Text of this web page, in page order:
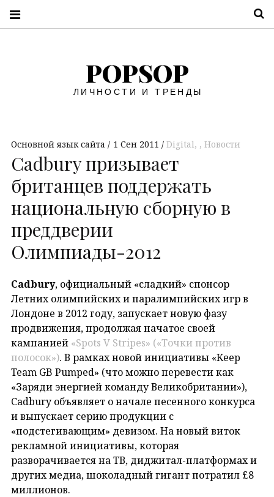
POPSOP
ЛИЧНОСТИ И ТРЕНДЫ
Основной язык сайта 1 Сен 2011 Digital, Новости
Cadbury призывает
британцев поддержать
национальную сборную в
преддверии
Олимпиады-2012
Cadbury, официальный «сладкий» спонсор
Летних олимпийских и паралимпийских игр в
Лондоне в 2012 году, запускает новую фазу
продвижения, продолжая начатое своей
кампанией «Spots V Stripes» («Точки против
полосок»). В рамках новой инициативы «Keep
Team GB Pumped» (что можно перевести как
«Заряди энергией команду Великобритании»),
Cadbury объявляет о начале песенного конкурса
и выпускает серию продукции с
«подстегивающим» девизом. На новый виток
рекламной инициативы, которая
разворачивается на ТВ, диджитал-платформах и
других медиа, шоколадный гигант потратил £8
миллионов.